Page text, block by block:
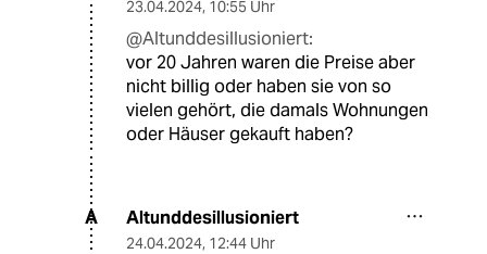
23.04.2024, 10:55 Uhr
@Altunddesillusioniert:
vor 20 Jahren waren die Preise aber
nicht billig oder haben sie von so
vielen gehört, die damals Wohnungen
oder Häuser gekauft haben?
A Altunddesillusioniert
24.04.2024, 12:44 Uhr